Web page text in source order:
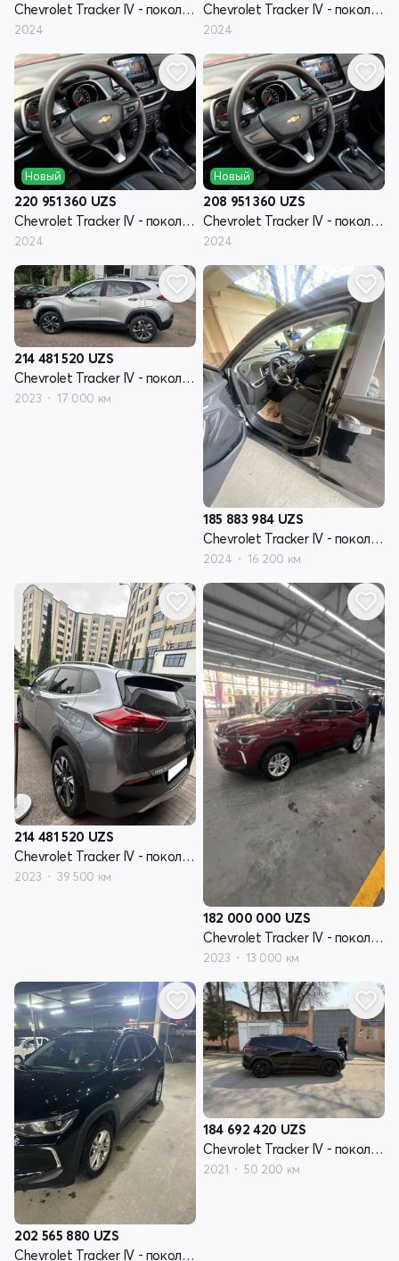
Chevrolet Tracker IV - поколение
2024
Chevrolet Tracker IV - поколение
2024
Новый
220 951 360 UZS
Chevrolet Tracker IV - поколение
2024
Новый
208 951 360 UZS
Chevrolet Tracker IV - поколение
2024
214 481 520 UZS
Chevrolet Tracker IV - поколение
2023 17 000 км
185 883 984 UZS
Chevrolet Tracker IV - поколение
2024 16 200 км
214 481 520 UZS
Chevrolet Tracker IV - поколение
2023 39 500 км
182 000 000 UZS
Chevrolet Tracker IV - поколение
2023 13 000 км
202 565 880 UZS
Chevrolet Tracker IV - поколение
184 692 420 UZS
Chevrolet Tracker IV - поколение
2021 50 200 км